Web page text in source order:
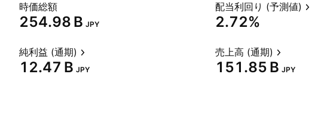
時価総額
‪254.98 B‬ JPY
配当利回り (予測値)
2.72%
純利益 (通期)
‪12.47 B‬ JPY
売上高 (通期)
‪151.85 B‬ JPY